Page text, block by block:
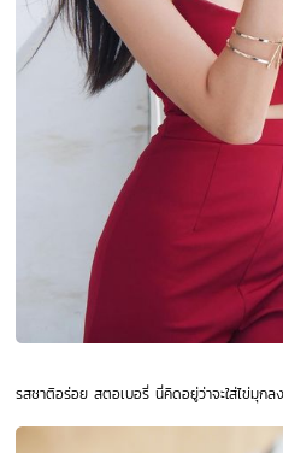
รสชาติอร่อย สตอเบอรี่ นี่คิดอยู่ว่าจะใส่ไข่มุกล